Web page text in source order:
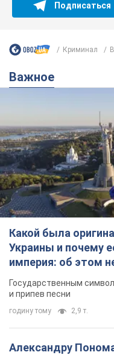
Подписаться
Криминал
Важное
Какой была
Украины и почему
империя: об этом
Государственным
и припев песни
годину тому 2,9 т.
Александру